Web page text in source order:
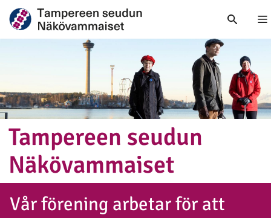
Tampereen seudun
Näkö­vam­mai­set
Vår förening arbetar för att